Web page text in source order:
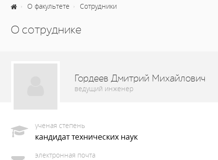
О факультете Сотрудники
О сотруднике
Гордеев Дмитрий Михайлович
ведущий инженер
ученая степень
кандидат технических наук
электронная почта